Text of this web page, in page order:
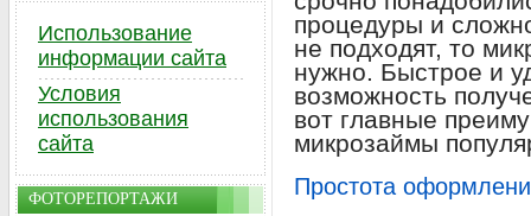
процедуры и
не подходят, то
нужно. Быстрое и
возможность
вот главные
микрозаймы
Простота
Использование
информации сайта
Условия
использования
сайта
ФОТОРЕПОРТАЖИ